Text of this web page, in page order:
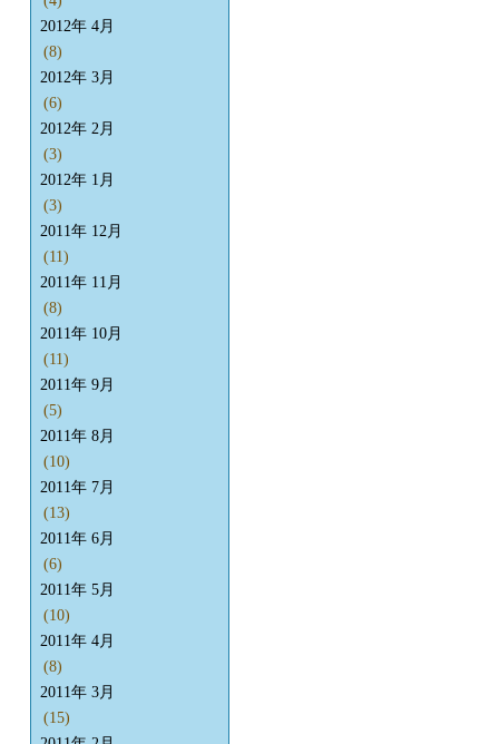
2012年 4月
(8)
2012年 3月
(6)
2012年 2月
(3)
2012年 1月
(3)
2011年 12月
(11)
2011年 11月
(8)
2011年 10月
(11)
2011年 9月
(5)
2011年 8月
(10)
2011年 7月
(13)
2011年 6月
(6)
2011年 5月
(10)
2011年 4月
(8)
2011年 3月
(15)